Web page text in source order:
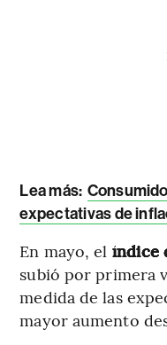
Lea más:
expectativas de
En mayo, el índice
subió por primera
medida de las
mayor aumento